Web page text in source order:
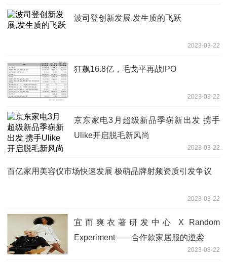
波司登创新发展,发生质的飞跃
2023-03-22
狂飙16.8亿，毛戈平再战IPO
2023-03-22
京东家电3月超级新品季崭新出发 携手
Ulike开启脱毛新风尚
2023-03-22
百亿家用美容仪市场快速发展 极萌品牌射频资质引发争议
2023-03-22
宜而爽衣著研发中心 X Random
Experiment——合作款家居服的逆袭
2023-03-22